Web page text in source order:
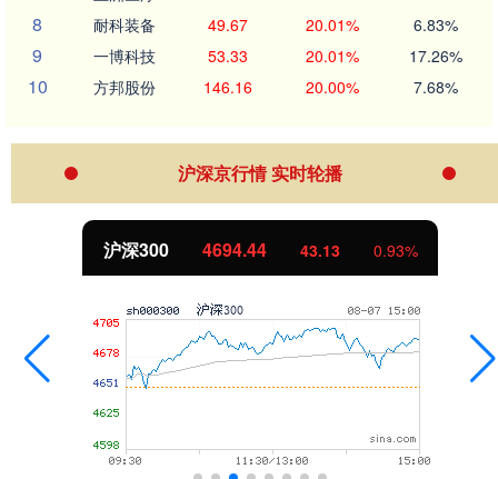
8 耐科装备 49.67 20.01% 6.83%
9 一博科技 53.33 20.01% 17.26%
10 方邦股份 146.16 20.00% 7.68%
沪深京行情 实时轮播
沪深300 4694.44 43.13 0.93%